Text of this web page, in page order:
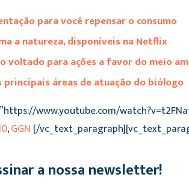
para você repensar o consumo
a natureza, disponíveis na Netflix
voltado para ações a favor do meio
principais áreas de atuação do biólogo
www.youtube.com/
,GGN [/
a nossa newsletter!